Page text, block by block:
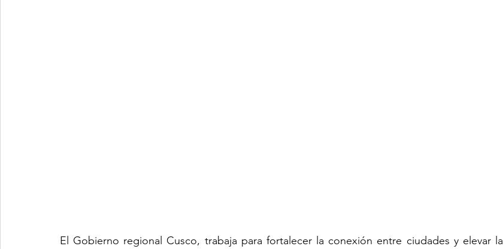
El Gobierno regional Cusco, trabaja para fortalecer la conexión entre ciudades y elevar la